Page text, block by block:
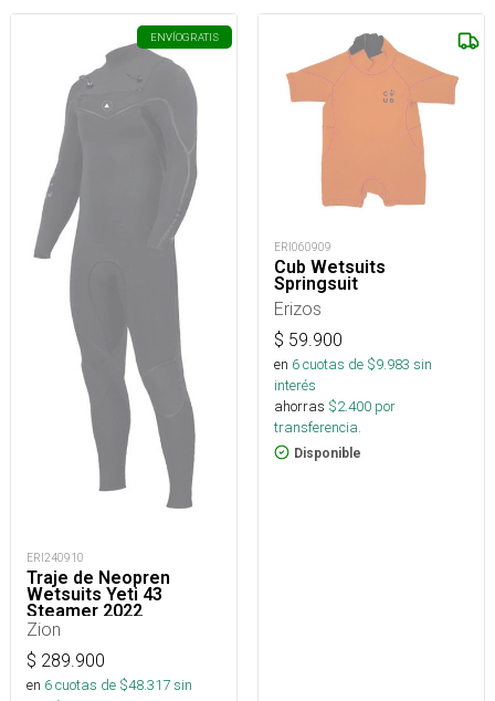
ENVÍOGRATIS
ERI240910
Traje de Neopren
Wetsuits Yeti 43
Steamer 2022
Zion
$ 289.900
en 6cuotas de $48.317sin
ERI060909
Cub Wetsuits
Springsuit
Erizos
$ 59.900
en 6cuotas de $9.983 sin
interés
ahorras $2.400 por
transferencia.
Disponible